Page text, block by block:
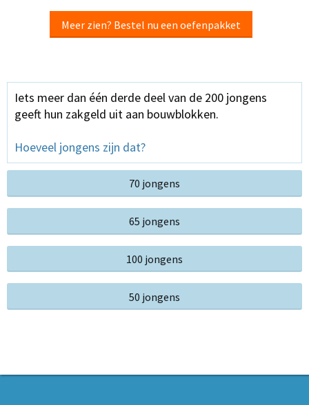
Meer zien? Bestel nu een oefenpakket
Iets meer dan één derde deel van de 200 jongens
geeft hun zakgeld uit aan bouwblokken.
Hoeveel jongens zijn dat?
70 jongens
65 jongens
100 jongens
50 jongens